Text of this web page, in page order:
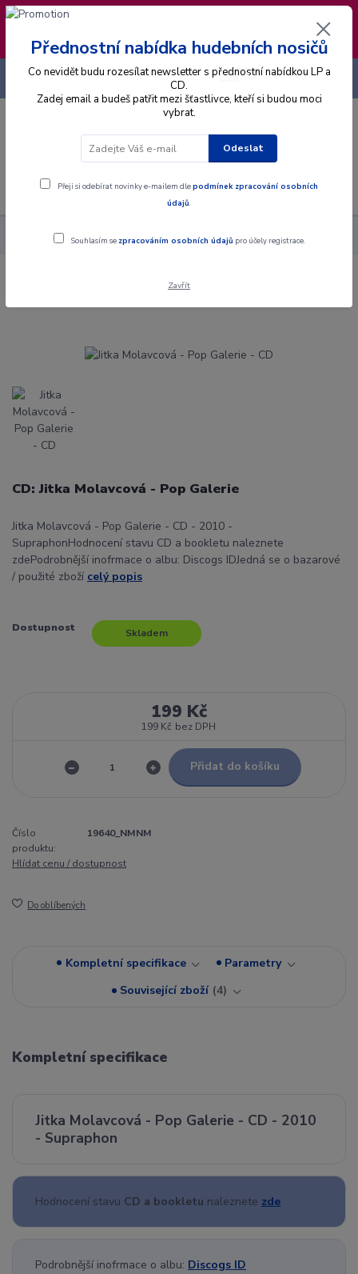
❣️ Od 4.8. do 13.8. čerpám dovolenou. Datum
expedice objednávek se posouvá na pátek
14.8.2026 🐋
Menu
CZK
+420 725 736 293
Alba CD Jitka Molavcová - Pop Galerie - CD
Jitka Molavcová - Pop Galerie - CD
CD: Jitka Molavcová - Pop Galerie
Jitka Molavcová - Pop Galerie - CD - 2010 -
SupraphonHodnocení stavu CD a bookletu naleznete
zdePodrobnější inofrmace o albu: Discogs IDJedná se o bazarové
/ použité zboží celý popis
Dostupnost Skladem
199 Kč
199 Kč bez DPH
Přidat do košíku
Číslo
produktu:
19640_NMNM
Hlídat cenu / dostupnost
Do oblíbených
Kompletní specifikace
Parametry
Související zboží 4
Kompletní specifikace
Jitka Molavcová - Pop Galerie - CD - 2010
- Supraphon
Hodnocení stavu CD a bookletu naleznete zde
Podrobnější inofrmace o albu: Discogs ID
Přednostní nabídka hudebních nosičů
Co nevidět budu rozesílat newsletter s přednostní nabídkou LP a
CD.
Zadej email a budeš patřit mezi šťastlivce, kteří si budou moci
vybrat.
Odeslat
Přeji si odebírat novinky e-mailem dlepodmínek zpracování osobních
údajů.
Souhlasím se zpracováním osobních údajů pro účely registrace.
Zavřít